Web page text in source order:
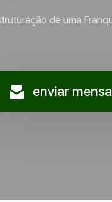
de uma
enviar